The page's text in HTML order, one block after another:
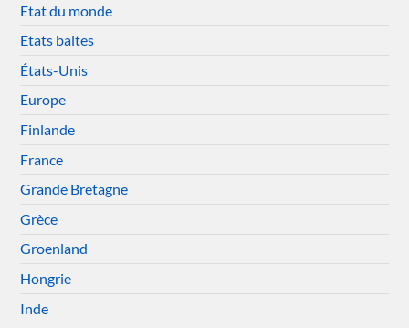
Etat du monde
Etats baltes
États-Unis
Europe
Finlande
France
Grande Bretagne
Grèce
Groenland
Hongrie
Inde